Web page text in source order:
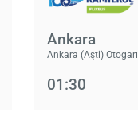
Ankara
Ankara (Aşti) Otogarı
01:30